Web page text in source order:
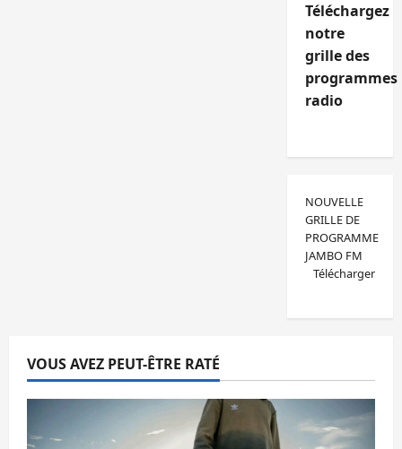
Téléchargez
notre
grille des
programmes
radio
NOUVELLE
GRILLE DE
PROGRAMME
JAMBO FM
Télécharger
VOUS AVEZ PEUT-ÊTRE RATÉ